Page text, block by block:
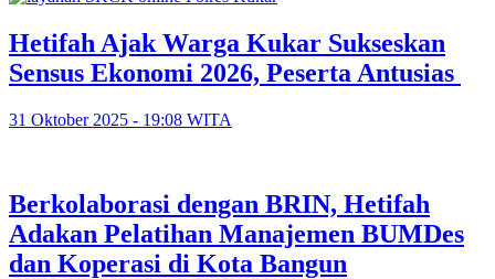
Hetifah Ajak Warga Kukar Sukseskan
Sensus Ekonomi 2026, Peserta Antusias
31 Oktober 2025 - 19:08 WITA
Berkolaborasi dengan BRIN, Hetifah
Adakan Pelatihan Manajemen BUMDes
dan Koperasi di Kota Bangun